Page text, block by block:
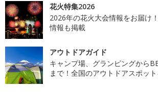
花火特集2026
2026年の花火大会情報をお届け
情報も掲載
アウトドアガイド
キャンプ場、グランピングから
まで！全国のアウトドアスポッ